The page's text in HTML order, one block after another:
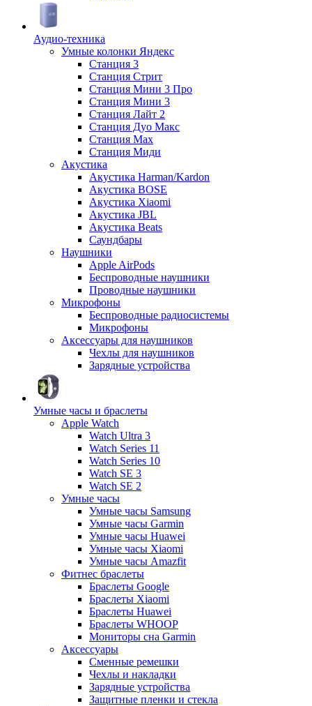
Аудио-техника
Умные колонки Яндекс
Станция 3
Станция Стрит
Станция Мини 3 Про
Станция Мини 3
Станция Лайт 2
Станция Дуо Макс
Станция Max
Станция Миди
Акустика
Акустика Harman/Kardon
Акустика BOSE
Акустика Xiaomi
Акустика JBL
Акустика Beats
Саундбары
Наушники
Apple AirPods
Беспроводные наушники
Проводные наушники
Микрофоны
Беспроводные радиосистемы
Микрофоны
Аксессуары для наушников
Чехлы для наушников
Зарядные устройства
Умные часы и браслеты
Apple Watch
Watch Ultra 3
Watch Series 11
Watch Series 10
Watch SE 3
Watch SE 2
Умные часы
Умные часы Samsung
Умные часы Garmin
Умные часы Huawei
Умные часы Xiaomi
Умные часы Amazfit
Фитнес браслеты
Браслеты Google
Браслеты Xiaomi
Браслеты Huawei
Браслеты WHOOP
Мониторы сна Garmin
Аксессуары
Сменные ремешки
Чехлы и накладки
Зарядные устройства
Защитные пленки и стекла